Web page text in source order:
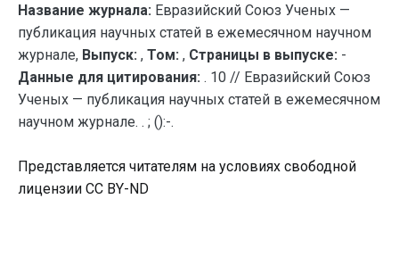
Название журнала: Евразийский Союз Ученых —
публикация научных статей в ежемесячном научном
журнале, Выпуск: , Том: , Страницы в выпуске: -
Данные для цитирования: . 10 // Евразийский Союз
Ученых — публикация научных статей в ежемесячном
научном журнале. . ; ():-.
Представляется читателям на условиях свободной
лицензии CC BY-ND